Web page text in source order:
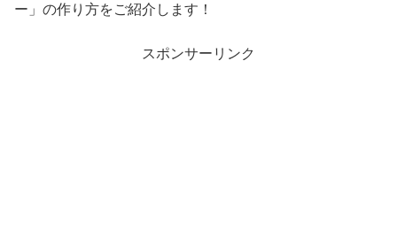
ー」の作り方をご紹介します！
スポンサーリンク